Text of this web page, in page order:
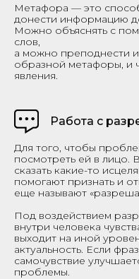
Метафора — это
донести информацию
Можно объяснять с
слов,
а можно преподнести
образной метафоры, и
явления.
Работа с
Для того, чтобы
посмотреть ей в лицо.
сказать какие-то
помогают признать и
еще называют
Под воздействием
внутри человека
выходит на иной
актуальность. Если
самочувствие
проблемы.